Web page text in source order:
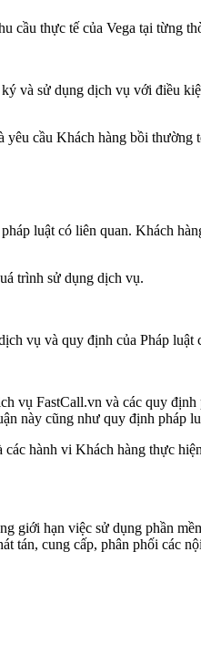
cầu thực tế của Vega tại từng
và sử dụng dịch vụ với điều
cầu Khách hàng bồi thường
luật có liên quan. Khách
trình sử dụng dịch vụ.
vụ và quy định của Pháp luật
vụ FastCall.vn và các quy
này cũng như quy định pháp
hành vi Khách hàng thực
hạn việc sử dụng phần
tán, cung cấp, phân phối các